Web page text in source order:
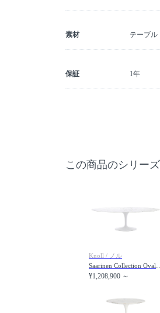
素材 テーブル
保証 1年
この商品のシリーズ
Knoll / ノル
¥1,208,900 ～